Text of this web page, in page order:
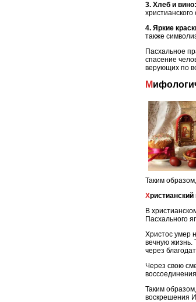
3. Хлеб и вино:
4. Яркие
также
Пасхальное
спасение
верующих по
Таким
В
Пасхального
Христос умер
вечную жизнь.
через
Через свою
Таким
воскрешения